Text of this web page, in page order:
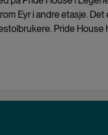
Eyr i andre etasje.
Pride